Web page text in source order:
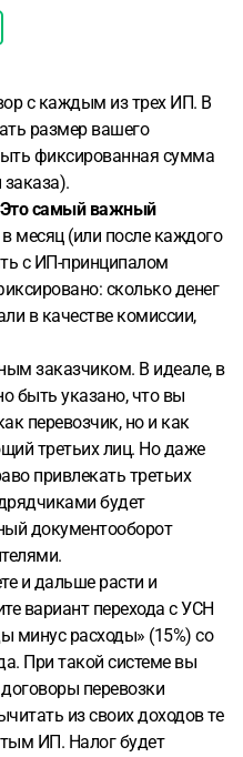
с каждым из трех ИП. В
размер вашего
фиксированная сумма
Это самый важный
месяц (или после каждого
с ИП-принципалом
сколько денег
в качестве комиссии,
заказчиком. В идеале, в
быть указано, что вы
перевозчик, но и как
третьих лиц. Но даже
привлекать третьих
будет
документооборот
и дальше расти и
вариант перехода с УСН
минус расходы» (15%) со
При такой системе вы
перевозки
из своих доходов те
ИП. Налог будет